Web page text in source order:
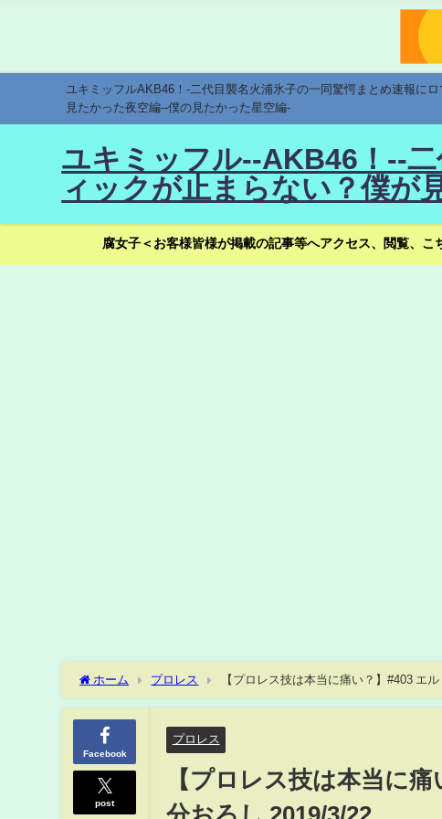
ユキミッフルAKB46！-二代目襲名火浦氷子の一同驚愕まとめ速報に
見たかった夜空編--僕の見たかった星空編-
ユキミッフル--AKB46！--
ィックが止まらない？僕が
腐女子＜お客様皆様が掲載の記事等へアクセス、閲覧、
ホーム プロレス 【プロレス技は本当に痛い？】#403 エ
Facebook
post
プロレス
【プロレス技は本当に